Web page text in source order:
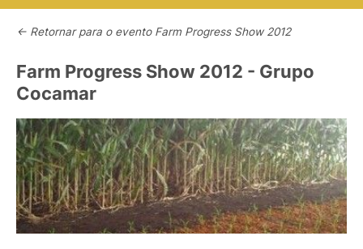
<- Retornar para o evento Farm Progress Show 2012
Farm Progress Show 2012 - Grupo
Cocamar